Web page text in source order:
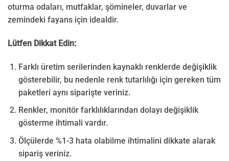
oturma odaları, mutfaklar, şömineler, duvarlar ve
zemindeki fayans için idealdir.
Lütfen Dikkat Edin:
Farklı üretim serilerinden kaynaklı renklerde değişiklik
gösterebilir, bu nedenle renk tutarlılığı için gereken tüm
paketleri aynı siparişte veriniz.
Renkler, monitör farklılıklarından dolayı değişiklik
gösterme ihtimali vardır.
Ölçülerde %1-3 hata olabilme ihtimalini dikkate alarak
sipariş veriniz.